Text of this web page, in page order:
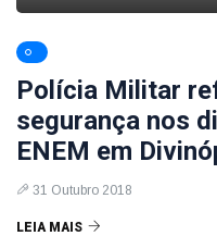
Polícia Militar
segurança nos
ENEM em
31 Outubro 2018
LEIA MAIS